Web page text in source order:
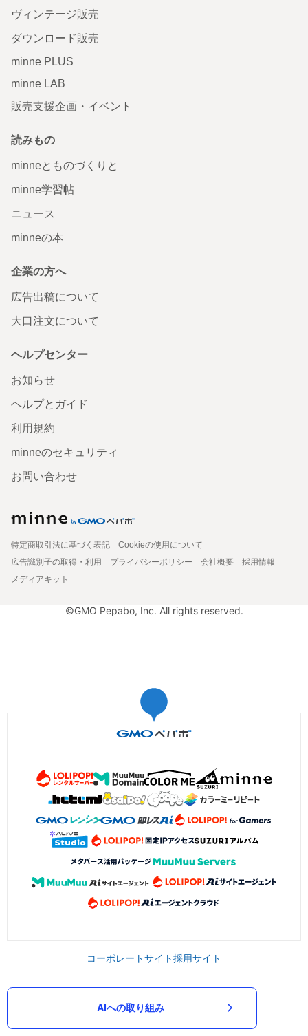
ヴィンテージ販売
ダウンロード販売
minne PLUS
minne LAB
販売支援企画・イベント
読みもの
minneとものづくりと
minne学習帖
ニュース
minneの本
企業の方へ
広告出稿について
大口注文について
ヘルプセンター
お知らせ
ヘルプとガイド
利用規約
minneのセキュリティ
お問い合わせ
特定商取引法に基づく表記
Cookieの使用について
広告識別子の取得・利用
プライバシーポリシー 会社概要
採用情報
メディアキット
©GMO Pepabo, Inc. All rights reserved.
コーポレートサイト採用サイト
AIへの取り組み